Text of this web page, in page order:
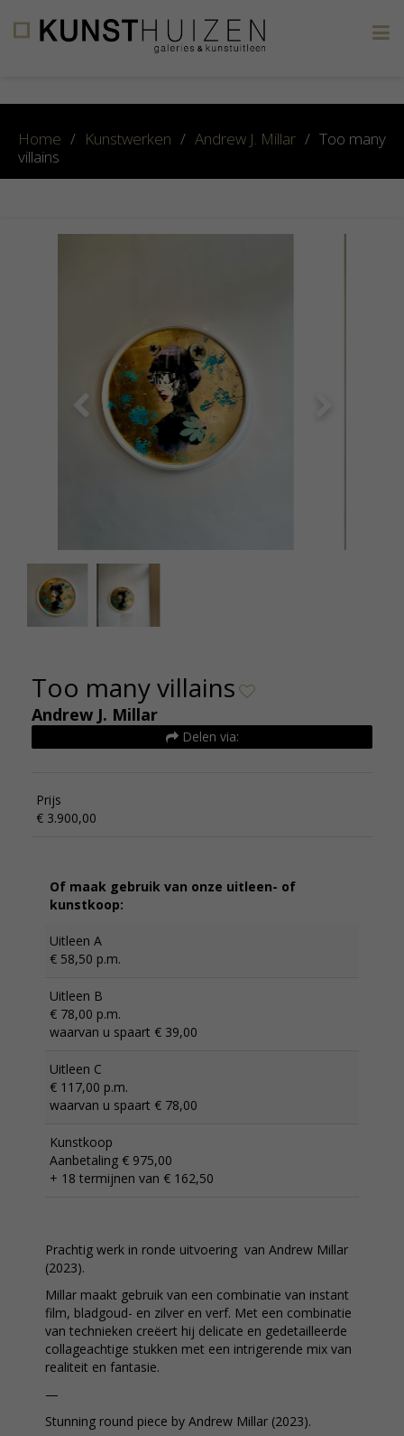
Home / Kunstwerken / Andrew J. Millar / Too many
villains
Too many villains
Andrew J. Millar
Delen via:
Prijs
€ 3.900,00
Of maak gebruik van onze uitleen- of
kunstkoop:
Uitleen A
€ 58,50 p.m.
Uitleen B
€ 78,00 p.m.
waarvan u spaart € 39,00
Uitleen C
€ 117,00 p.m.
waarvan u spaart € 78,00
Kunstkoop
Aanbetaling € 975,00
+ 18 termijnen van € 162,50
Prachtig werk in ronde uitvoering van Andrew Millar
(2023).
Millar maakt gebruik van een combinatie van instant
film, bladgoud- en zilver en verf. Met een combinatie
van technieken creëert hij delicate en gedetailleerde
collageachtige stukken met een intrigerende mix van
realiteit en fantasie.
—
Stunning round piece by Andrew Millar (2023).